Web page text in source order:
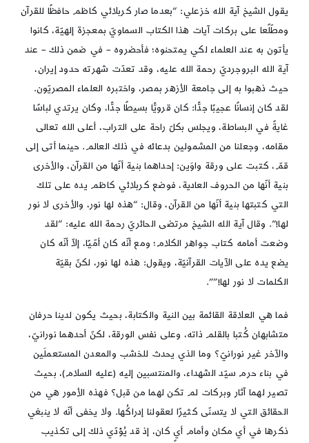
يقول الشيخ آية الله خزعلي: “بعدما صار كربلائي كاظم حافظًا للقرآن
ومطّلًعا على بركات آيات هذا الكتاب السماويّ بمعجزة إلهيّة، كانوا
يأتون به عند العلماء لكي يمتحنوه؛ فأحضروه – في ضمن ذلك – عند
آية الله البروجرديّ رحمة الله عليه، وقد تعدّت شهرته حدود إيران،
حيث ذهبوا به إلى جامعة الأزهر بمصر، واختبره العلماء المصريّون.
لقد كان إنسانًا عجيبًا جدًّا: كان قرويًّا بسيطًا جدًّا، وكان يرتدي لباسًا
غايةً في البساطة، ويجلس بكلّ راحة على التراب، أعلى الله تعالى
مقامه، وجعلنا من المشمولين بدعائه في ذلك العالم. حينما أتى إلى
قمّ، كتبت على ورقة واوَين: إحداهما بنية أنّها من القرآن، والأخرى
بنية أنّها من الحروف العادية، فوضع كربلائي كاظم يده على تلك
التي كتبتها بنية أنّها من القرآن، وقال: “هذه لها نور، والأخرى لا نور
لها!”. وقال آية الله الشيخ مرتضى الحائريّ رحمة الله عليه: “لقد
وضعت أمامه كتاب جواهر الكلام؛ ومع أنّه كان أمّيًا، إلاّ أنّه كان
يضع يده على الآيات القرآنيّة، ويقول: هذه لها نور، لكنّ بقيّة
الكلمات لا نور لها!””.
فما هي العلاقة القائمة بين النية والكتابة، بحيث يكون لدينا حرفان
متشابهان كُتبا بالقلم ذاته، وعلى نفس الورقة، لكنّ أحدهما نورانيّ،
والآخر غير نورانيّ؟ وما الذي يحدث للخشب والمعدن المستعملَين
في بناء حرم سيّد الشهداء، والمنتسبين إليه (عليه السلام)، بحيث
تصير لهما آثار وبركات لم تكن لهما من قبل؟ فهذه الأمور هي من
الحقائق التي لا يتسنّى كثيرًا لعقولنا إدراكُها. ولا يخفى أنّه لا ينبغي
ذكرها في أي مكان وأمام أيٍ كان، إذ قد يُؤدّي ذلك إلى تكذيب